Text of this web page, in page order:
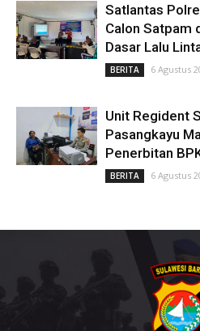
Satlantas
Calon Satpam
Dasar Lalu
BERITA 6 Agustus
Unit Regident
Pasangkayu
Penerbitan
BERITA 6 Agustus